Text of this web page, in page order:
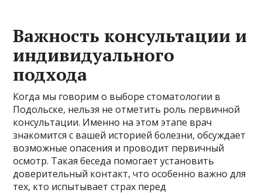
Важность консультации и
индивидуального
подхода
Когда мы говорим о выборе стоматологии в
Подольске, нельзя не отметить роль первичной
консультации. Именно на этом этапе врач
знакомится с вашей историей болезни, обсуждает
возможные опасения и проводит первичный
осмотр. Такая беседа помогает установить
доверительный контакт, что особенно важно для
тех, кто испытывает страх перед